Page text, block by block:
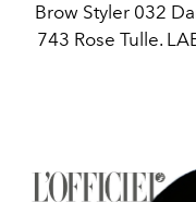
Brow Styler 032
743 Rose Tulle.